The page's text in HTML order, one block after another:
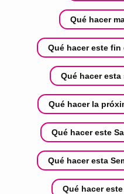
Qué hacer
Qué hacer este fin
Qué hacer esta
Qué hacer la
Qué hacer este
Qué hacer esta
Qué hacer